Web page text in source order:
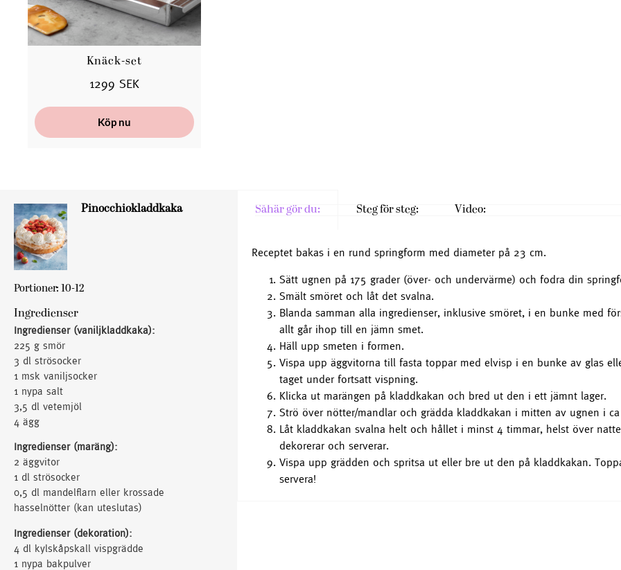
Knäck-set
1299 SEK
Köp nu
Pinocchiokladdkaka
Portioner: 10-12
Ingredienser
Ingredienser (vaniljkladdkaka):
225 g smör
3 dl strösocker
1 msk vaniljsocker
1 nypa salt
3,5 dl vetemjöl
4 ägg
Ingredienser (maräng):
2 äggvitor
1 dl strösocker
0,5 dl mandelflarn eller krossade
hasselnötter (kan uteslutas)
Ingredienser (dekoration):
4 dl kylskåpskall vispgrädde
1 nypa bakpulver
Såhär gör du: Steg för steg: Video:
Receptet bakas i en rund springform med diameter på 23 cm.
Sätt ugnen på 175 grader (över- och undervärme) och fodra din
Smält smöret och låt det svalna.
Blanda samman alla ingredienser, inklusive smöret, i en bunke med
allt går ihop till en jämn smet.
Häll upp smeten i formen.
Vispa upp äggvitorna till fasta toppar med elvisp i en bunke av glas
taget under fortsatt vispning.
Klicka ut marängen på kladdkakan och bred ut den i ett jämnt lager.
Strö över nötter/mandlar och grädda kladdkakan i mitten av ugnen i
Låt kladdkakan svalna helt och hållet i minst 4 timmar, helst över
dekorerar och serverar.
Vispa upp grädden och spritsa ut eller bre ut den på kladdkakan.
servera!